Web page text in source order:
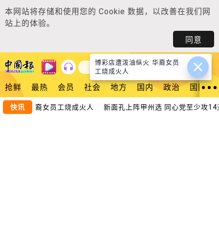
本网站将存储和使用您的 Cookie 数据，以改善在我们网
站上的体验。
同意
登入
抢鲜 最热 会员 社会 地方 国内 政治 国际
快讯
纵火 华裔女员工烧成火人 新面孔上阵甲州选 同心党至少攻14选
博彩店遭泼油纵火 华裔女员
工烧成火人